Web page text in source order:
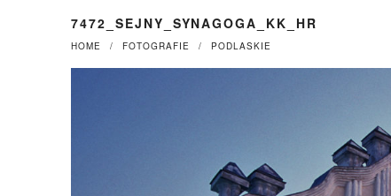
7472_SEJNY_SYNAGOGA_KK_HR
HOME FOTOGRAFIE PODLASKIE